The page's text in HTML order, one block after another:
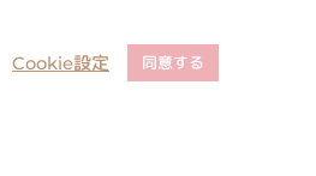
Cookie設定 同意する